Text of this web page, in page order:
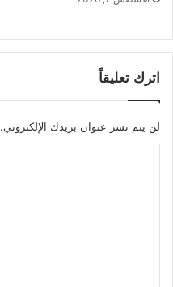
اترك تعليقاً
لن يتم نشر عنوان بريدك الإلكتروني.